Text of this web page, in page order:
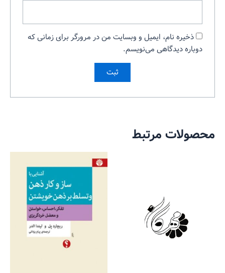
ذخیره نام، ایمیل و وبسایت من در مرورگر برای زمانی که
دوباره دیدگاهی می‌نویسم.
محصولات مرتبط